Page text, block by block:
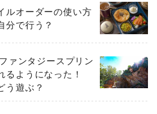
ルオーダーの使い方
で行う？
ァンタジースプリン
るようになった！
う遊ぶ？